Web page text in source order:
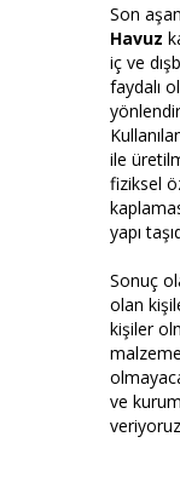
Son
Havuz
iç ve
faydalı
ile
fiziksel
yapı
Sonuç
olan
kişiler
ve